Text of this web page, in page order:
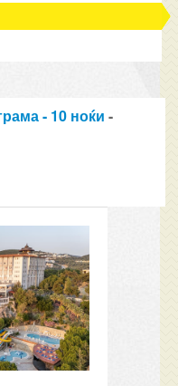
- 10 ноќи -